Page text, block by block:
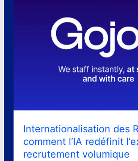
Internationalisation des
comment l’IA redéfinit
recrutement volumique